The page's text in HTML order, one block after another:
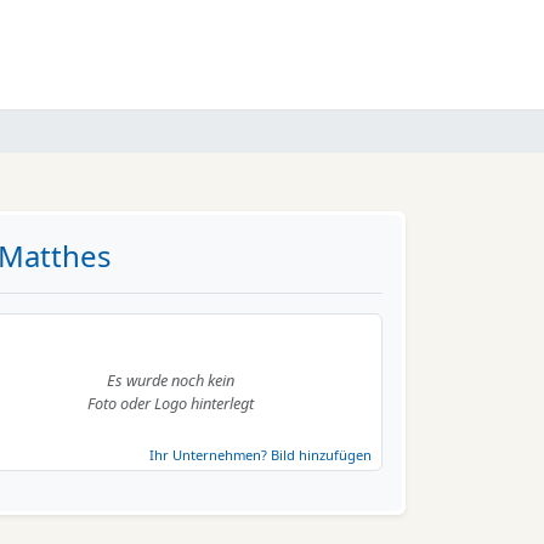
Es wurde noch kein
Foto oder Logo hinterlegt
Ihr Unternehmen? Bild hinzufügen